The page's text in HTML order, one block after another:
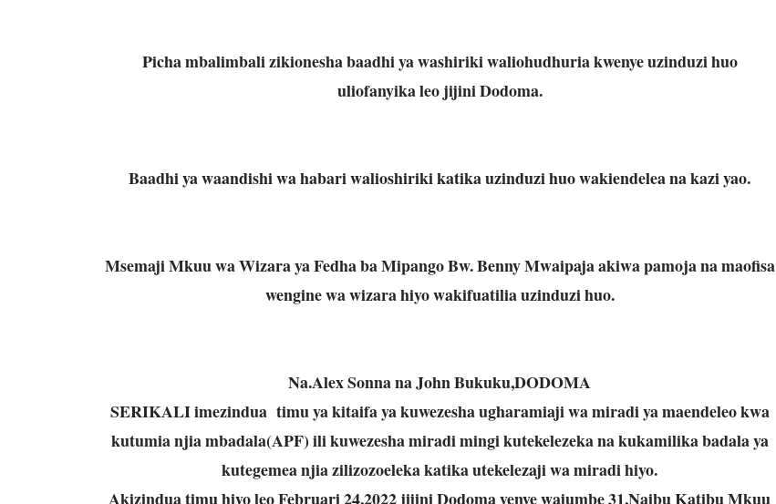
Picha mbalimbali zikionesha baadhi ya washiriki waliohudhuria kwenye uzinduzi huo
uliofanyika leo jijini Dodoma.
Baadhi ya waandishi wa habari walioshiriki katika uzinduzi huo wakiendelea na kazi yao.
Msemaji Mkuu wa Wizara ya Fedha ba Mipango Bw. Benny Mwaipaja akiwa pamoja na maofisa
wengine wa wizara hiyo wakifuatilia uzinduzi huo.
Na.Alex Sonna na John Bukuku,DODOMA
SERIKALI imezindua timu ya kitaifa ya kuwezesha ugharamiaji wa miradi ya maendeleo kwa
kutumia njia mbadala(APF) ili kuwezesha miradi mingi kutekelezeka na kukamilika badala ya
kutegemea njia zilizozoeleka katika utekelezaji wa miradi hiyo.
Akizindua timu hiyo leo Februari 24,2022 jijini Dodoma yenye wajumbe 31,Naibu Katibu Mkuu